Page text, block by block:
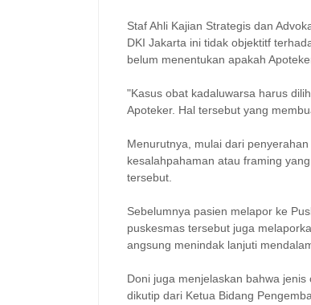
Staf Ahli Kajian Strategis dan
DKI Jakarta ini tidak objektitf
belum menentukan apakah
"Kasus obat kadaluwarsa harus
Apoteker. Hal tersebut yang
Menurutnya, mulai dari
kesalahpahaman atau framing
tersebut.
Sebelumnya pasien melapor ke
puskesmas tersebut juga
angsung menindak lanjuti
Doni juga menjelaskan bahwa
dikutip dari Ketua Bidang